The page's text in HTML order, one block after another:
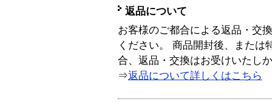
返品について
お客様のご都合による返品・交
ください。 商品開封後、または
合、返品・交換はお受けいたし
⇒返品について詳しくはこちら